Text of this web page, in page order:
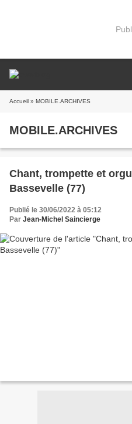
Accueil » MOBILE.ARCHIVES
MOBILE.ARCHIVES
Chant, trompette et
Bassevelle (77)
Publié le 30/06/2022 à 05:12
Par Jean-Michel Saincierge